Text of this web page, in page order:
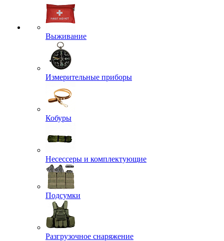
Выживание
Измерительные приборы
Кобуры
Несессеры и комплектующие
Подсумки
Разгрузочное снаряжение